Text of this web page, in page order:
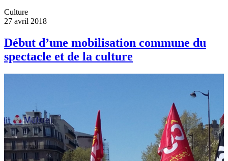
Culture
27 avril 2018
Début d’une mobilisation commune du
spectacle et de la culture